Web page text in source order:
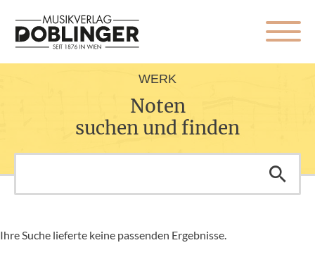
WERK
Noten
suchen und finden
Ihre Suche lieferte keine passenden Ergebnisse.